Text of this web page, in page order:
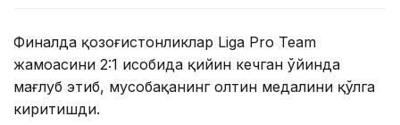
Финалда қозоғистонликлар Liga Pro Team
жамоасини 2:1 ҳисобида қийин кечган ўйинда
мағлуб этиб, мусобақанинг олтин медалини қўлга
киритишди.